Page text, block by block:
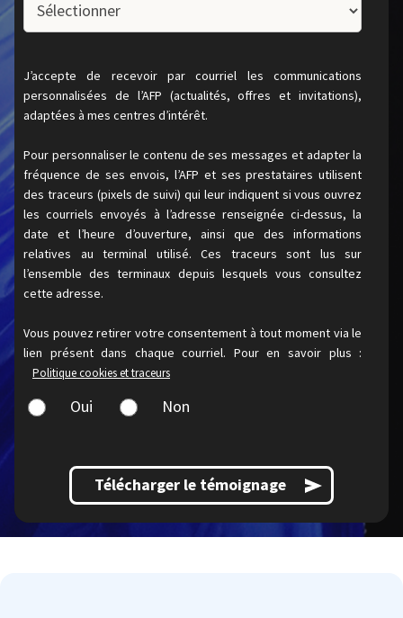
J’accepte de recevoir par courriel les communications
personnalisées de l’AFP (actualités, offres et invitations),
adaptées à mes centres d’intérêt.
Pour personnaliser le contenu de ses messages et adapter la
fréquence de ses envois, l’AFP et ses prestataires utilisent
des traceurs (pixels de suivi) qui leur indiquent si vous ouvrez
les courriels envoyés à l’adresse renseignée ci-dessus, la
date et l’heure d’ouverture, ainsi que des informations
relatives au terminal utilisé. Ces traceurs sont lus sur
l’ensemble des terminaux depuis lesquels vous consultez
cette adresse.
Vous pouvez retirer votre consentement à tout moment via le
lien présent dans chaque courriel. Pour en savoir plus :
Politique cookies et traceurs
Oui Non
Télécharger le témoignage